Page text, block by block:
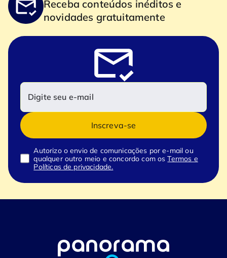
Receba conteúdos inéditos e
novidades gratuitamente
Inscreva-se
Autorizo o envio de comunicações por e-mail ou
qualquer outro meio e concordo com osTermos e
Políticas de privacidade.